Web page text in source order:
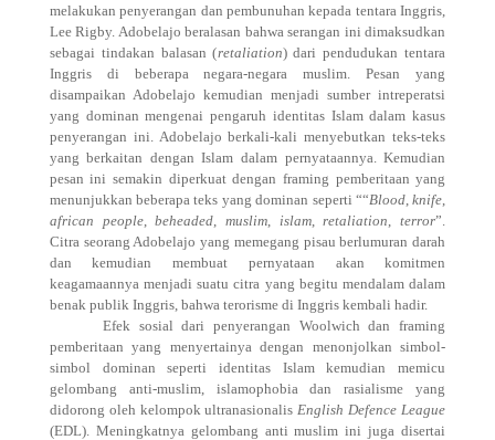
melakukan penyerangan dan pembunuhan kepada tentara Inggris,
Lee Rigby. Adobelajo beralasan bahwa serangan ini dimaksudkan
sebagai tindakan balasan (retaliation) dari pendudukan tentara
Inggris di beberapa negara-negara muslim. Pesan yang
disampaikan Adobelajo kemudian menjadi sumber intreperatsi
yang dominan mengenai pengaruh identitas Islam dalam kasus
penyerangan ini. Adobelajo berkali-kali menyebutkan teks-teks
yang berkaitan dengan Islam dalam pernyataannya. Kemudian
pesan ini semakin diperkuat dengan framing pemberitaan yang
menunjukkan beberapa teks yang dominan seperti ““Blood,knife
african people,beheaded muslim islam,retaliation ,terror”.
Citra seorang Adobelajo yang memegang pisau berlumuran darah
dan kemudian membuat pernyataan akan komitmen
keagamaannya menjadi suatu citra yang begitu mendalam dalam
benak publik Inggris, bahwa terorisme di Inggris kembali hadir.
Efek sosial dari penyerangan Woolwich dan framing
pemberitaan yang menyertainya dengan menonjolkan simbol-
simbol dominan seperti identitas Islam kemudian memicu
gelombang anti-muslim, islamophobia dan rasialisme yang
didorong oleh kelompok ultranasionalis English Defence League
(EDL). Meningkatnya gelombang anti muslim ini juga disertai